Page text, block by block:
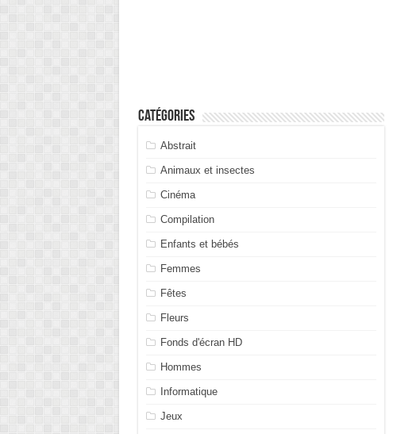
Catégories
Abstrait
Animaux et insectes
Cinéma
Compilation
Enfants et bébés
Femmes
Fêtes
Fleurs
Fonds d'écran HD
Hommes
Informatique
Jeux